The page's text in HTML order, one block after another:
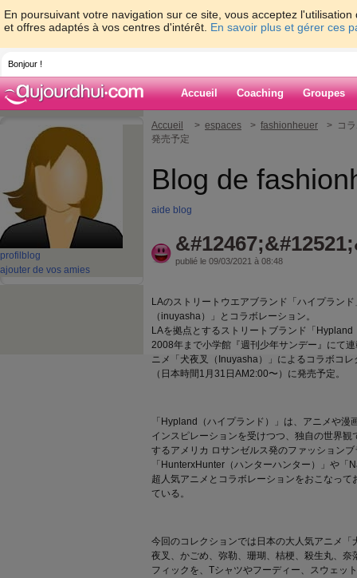
En poursuivant votre navigation sur ce site, vous acceptez
et offres adaptés à vos centres d'intérêt. En savoir plus et gérer ces
Bonjour !
Accueil Coaching Groupes
profil blog
ajouter de vos amies
Accueil > espaces > fashionheuer
> コラ
発売予定
Blog de
aide blog
publié le 09/03/2021 à 08:48
LAのストリートウエアブランド「ハイプラン
（inuyasha）」とコラボレーション。
LAを拠点とするストリートブランド「
2008年まで小学館『週刊少年サンデー』にて
ニメ「犬夜叉（Inuyasha）」によるコラボコ
（日本時間1月31日AM2:00〜）に発売予定。
「Hypland（ハイプランド）」は、アニメや
インスピレーションを受けつつ、独自の世界
するアメリカ ロサンゼルス発のファッション
「HunterxHunter（ハンターハンター）」や「
超人気アニメとコラボレーションをおこなっ
ている。
今回のコレクションでは日本の大人気アニメ
夜叉、かごめ、弥勒、珊瑚、桔梗、殺生丸、
フィックを、Tシャツやフーディー、スウェッ